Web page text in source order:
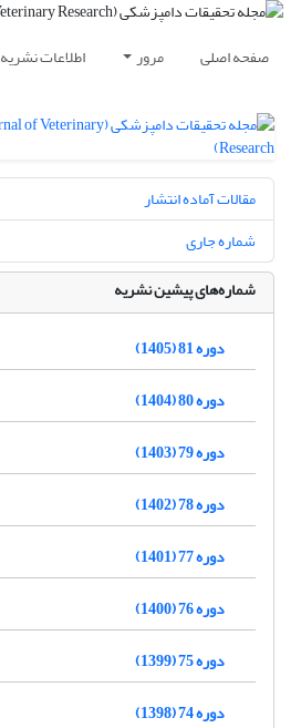
صفحه اصلی مرور اطلاعات نشریه
مقالات آماده انتشار
شماره جاری
شماره‌های پیشین نشریه
دوره 81 (1405)
دوره 80 (1404)
دوره 79 (1403)
دوره 78 (1402)
دوره 77 (1401)
دوره 76 (1400)
دوره 75 (1399)
دوره 74 (1398)